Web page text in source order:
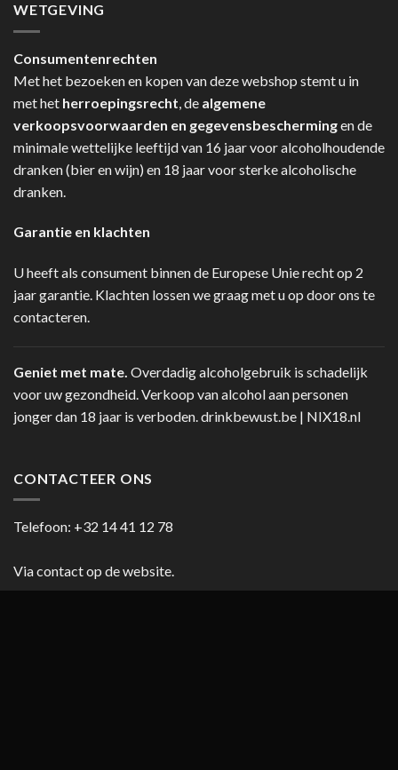
WETGEVING
Consumentenrechten
Met het bezoeken en kopen van deze webshop stemt u in
met het herroepingsrecht , de algemene
verkoopsvoorwaarden en gegevensbeschermingen de
minimale wettelijke leeftijd van 16 jaar voor alcoholhoudende
dranken (bier en wijn) en 18 jaar voor sterke alcoholische
dranken.
Garantie en klachten
U heeft als consument binnen de Europese Unie recht op 2
jaar garantie. Klachten lossen we graag met u op door ons te
contacteren.
Geniet met mate. Overdadig alcoholgebruik is schadelijk
voor uw gezondheid. Verkoop van alcohol aan personen
jonger dan 18 jaar is verboden.drinkbewust.be | NIX18.nl
CONTACTEER ONS
Telefoon: +32 14 41 12 78
Via contact op de website.